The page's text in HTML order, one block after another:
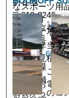
なスポーツ用
おります。長
購入して不要
たら是非当店
も、お見積り
大物や「こん
気軽にお電話
所在地
〒612-8246
京都府京都市
電話番号
075-605-6000
店舗規模
大型店舗
店長からのコ